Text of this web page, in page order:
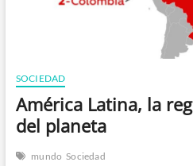
SOCIEDAD
América Latina, la
del planeta
mundo Sociedad